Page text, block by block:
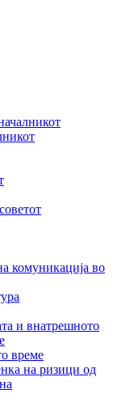
комуникација во
и внатрешното
време
на ризици од